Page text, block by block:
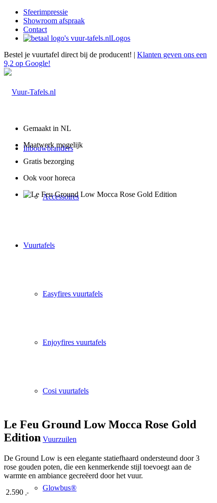
Sfeerimpressie
Showroom afspraak
Contact
Logos
Bestel je vuurtafel direct bij de producent! | Klanten geven ons een
9,2 op Google!
Inbouwbranders
Accessoires
Vuurtafels
Easyfires vuurtafels
Enjoyfires vuurtafels
Cosi vuurtafels
Vuurzuilen
Glowbus®
Gemaakt in NL
Maatwerk mogelijk
Gratis bezorging
Ook voor horeca
Le Feu Ground Low Mocca Rose Gold
Edition
De Ground Low is een elegante statiefhaard ondersteund door 3
rose gouden poten, die een kenmerkende stijl toevoegt aan de
warmte en ambiance gecreëerd door het vuur.
2.590 ,-